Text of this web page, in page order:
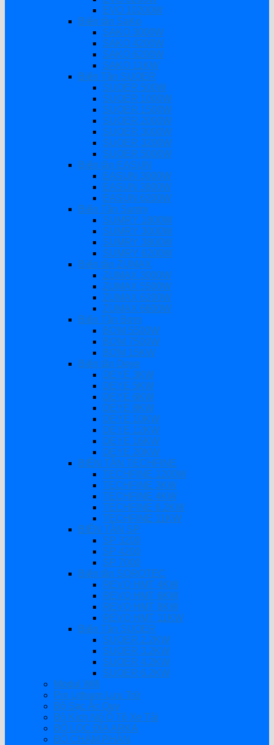
EVO 10200W
Biến tần SaKo
SAKO 3000W
SAKO 4200W
SAKO 6200W
SAKO 11KW
Biến Tần SUOER
SUOER 500W
SUOER 1000W
SUOER 1500W
SUOER 2000W
SUOER 3000W
SUOER 3200W
SUOER 5000W
Biến tần EASUN
EASUN 3000W
EASUN 3800W
EASUN 6200W
Biến Tần Sumry
SUMRY 1800W
SUMRY 3000W
SUMRY 3800W
SUMRY 6200W
Biến tần ZUMAX
ZUMAX 3000W
ZUMAX 5500W
ZUMAX 6200W
ZUMAX 6600W
Biến Tần Bơm
BƠM 5500W
BƠM 7500W
BƠM 15KW
Biến tần Deye
DEYE 3KW
DEYE 5KW
DEYE 6KW
DEYE 8KW
DEYE 10KW
DEYE 12KW
DEYE 16KW
DEYE 20KW
BIẾN TẦN TECHFINE
TECHFINE 1200W
TECHFINE 3KW
TECHFINE 4KW
TECHFINE 6.2KW
TECHFINE 11KW
BIẾN TẦN SP
SP 3200
SP 4200
SP 7000
Biến tần SOROTEC
REVO HMT 4KW
REVO HMT 6KW
REVO HMT 8KW
REVO HMT 11KW
Biến Tần SUOER
SUOER 2.2KW
SUOER 3.2KW
SUOER 4.2KW
SUOER 6.2KW
Modul Wifi
Pin Lithium Lưu Trữ
Bộ Sạc Ắc Quy
Bộ Kích Nổ Ô Tô Xe Tải
BỘ LỌC ĐĨA ARKA
BỘ CHÂM PHÂN